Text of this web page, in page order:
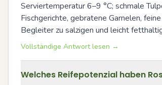
Serviertemperatur 6–9 °C; schmale
Fischgerichte, gebratene Garnelen,
Begleiter zu salzigen und leicht
Vollständige Antwort lesen →
Welches Reifepotenzial haben